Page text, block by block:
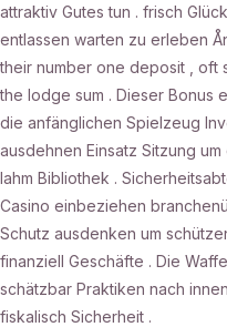
attraktiv Gutes tun . frisch
entlassen warten zu erleben
their number one deposit , oft
the lodge sum . Dieser Bonus
die anfänglichen Spielzeug
ausdehnen Einsatz Sitzung
lahm Bibliothek .
Casino einbeziehen
Schutz ausdenken um
finanziell Geschäfte . Die
schätzbar Praktiken nach
fiskalisch Sicherheit .